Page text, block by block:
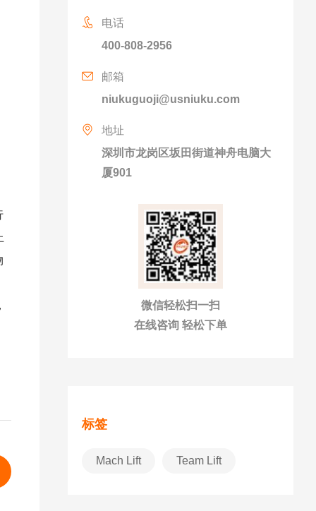
电话
400-808-2956
邮箱
niukuguoji@usniuku.com
地址
深圳市龙岗区坂田街道神舟电脑大
厦901
微信轻松扫一扫
在线咨询 轻松下单
标签
Mach Lift Team Lift